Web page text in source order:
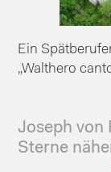
Ein
„Walthero
Joseph von
Sterne